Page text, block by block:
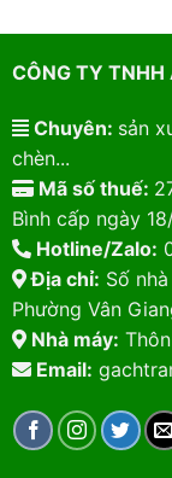
CÔNG TY TNHH
Chuyên: sản
chèn...
Mã số thuế:
Bình cấp ngày
Hotline/Zalo:
Địa chỉ: Số
Phường Vân
Nhà máy:
Email: